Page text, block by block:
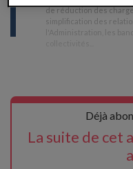
de réduction des
simplification des
l'Administration, les
Déjà
La suite de cet